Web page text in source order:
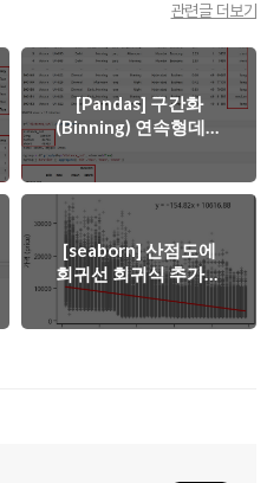
관련글 더보기
[Pandas] 구간화
(Binning) 연속형데이
터를 범주형으로 변환
하기 :: pd.cut
pd.qcut
[seaborn] 산점도에
회귀선 회귀식 추가하
기 :: sns.lmplot
sns.regplot